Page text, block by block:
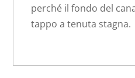
perché il fondo del
tappo a tenuta stagna.